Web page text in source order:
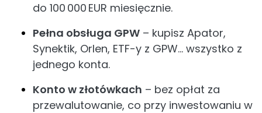
do 100 000 EUR miesięcznie.
Pełna obsługa GPW – kupisz Apator,
Synektik, Orlen, ETF-y z GPW… wszystko z
jednego konta.
Konto w złotówkach – bez opłat za
przewalutowanie, co przy inwestowaniu w